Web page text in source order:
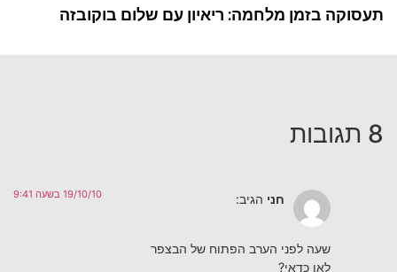
תעסוקה בזמן מלחמה: ריאיון עם שלום בוקובזה
8 תגובות
חני הגיב: 19/10/10 בשעה 9:41
שעה לפני הערב הפתוח של הבצפר
לאן כדאי?